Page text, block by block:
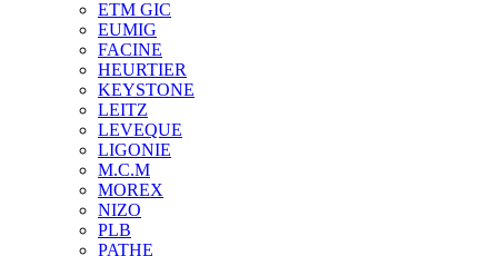
ETM GIC
EUMIG
FACINE
HEURTIER
KEYSTONE
LEITZ
LEVEQUE
LIGONIE
M.C.M
MOREX
NIZO
PLB
PATHE